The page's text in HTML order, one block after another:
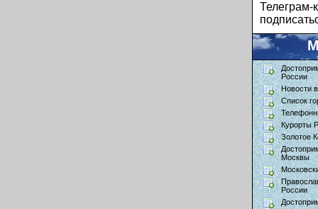
России
Новости
Список
Курорты
Золотое
Москвы
России